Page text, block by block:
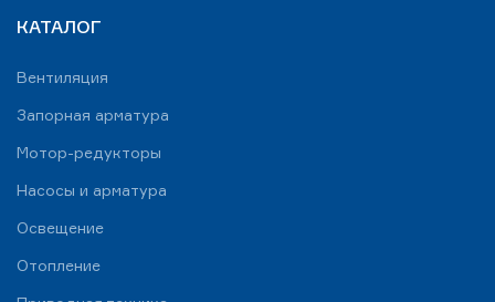
КАТАЛОГ
Вентиляция
Запорная арматура
Мотор-редукторы
Насосы и арматура
Освещение
Отопление